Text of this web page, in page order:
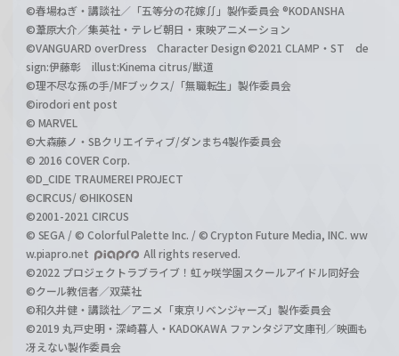
©春場ねぎ・講談社／「五等分の花嫁∬」製作委員会 ®KODANSHA
©葦原大介／集英社・テレビ朝日・東映アニメーション
©VANGUARD overDress Character Design ©2021 CLAMP・ST de
sign:伊藤彰 illust:Kinema citrus/獣道
©理不尽な孫の手/MFブックス/「無職転生」製作委員会
©irodori ent post
© MARVEL
©大森藤ノ・SBクリエイティブ/ダンまち4製作委員会
© 2016 COVER Corp.
©D_CIDE TRAUMEREI PROJECT
©CIRCUS/ ©HIKOSEN
©2001-2021 CIRCUS
© SEGA / © Colorful Palette Inc. / © Crypton Future Media, INC. ww
w.piapro.net
All rights reserved.
©2022 プロジェクトラブライブ！虹ヶ咲学園スクールアイドル同好会
©クール教信者／双葉社
©和久井健・講談社／アニメ「東京リベンジャーズ」製作委員会
©2019 丸戸史明・深崎暮人・KADOKAWA ファンタジア文庫刊／映画も
冴えない製作委員会